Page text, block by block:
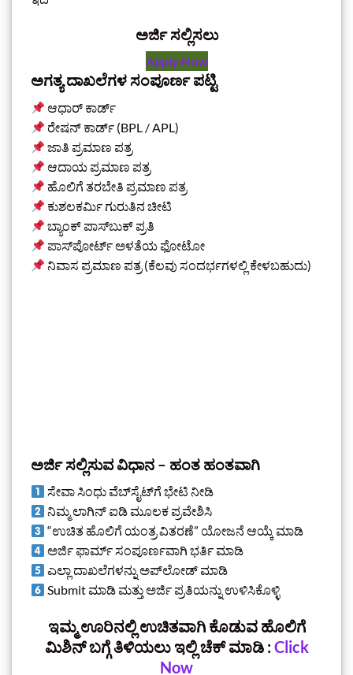
ಅರ್ಜಿ ಸಲ್ಲಿಸಲು
Apply Now
ಅಗತ್ಯ ದಾಖಲೆಗಳ ಸಂಪೂರ್ಣ ಪಟ್ಟಿ
ಆಧಾರ್ ಕಾರ್ಡ್
ರೇಷನ್ ಕಾರ್ಡ್ (BPL / APL)
ಜಾತಿ ಪ್ರಮಾಣ ಪತ್ರ
ಆದಾಯ ಪ್ರಮಾಣ ಪತ್ರ
ಹೊಲಿಗೆ ತರಬೇತಿ ಪ್ರಮಾಣ ಪತ್ರ
ಕುಶಲಕರ್ಮಿ ಗುರುತಿನ ಚೀಟಿ
ಬ್ಯಾಂಕ್ ಪಾಸ್‌ಬುಕ್ ಪ್ರತಿ
ಪಾಸ್‌ಪೋರ್ಟ್ ಅಳತೆಯ ಫೋಟೋ
ನಿವಾಸ ಪ್ರಮಾಣ ಪತ್ರ (ಕೆಲವು ಸಂದರ್ಭಗಳಲ್ಲಿ ಕೇಳಬಹುದು)
ಅರ್ಜಿ ಸಲ್ಲಿಸುವ ವಿಧಾನ – ಹಂತ ಹಂತವಾಗಿ
ಸೇವಾ ಸಿಂಧು ವೆಬ್‌ಸೈಟ್‌ಗೆ ಭೇಟಿ ನೀಡಿ
ನಿಮ್ಮ ಲಾಗಿನ್ ಐಡಿ ಮೂಲಕ ಪ್ರವೇಶಿಸಿ
“ಉಚಿತ ಹೊಲಿಗೆ ಯಂತ್ರ ವಿತರಣೆ” ಯೋಜನೆ ಆಯ್ಕೆ ಮಾಡಿ
ಅರ್ಜಿ ಫಾರ್ಮ್ ಸಂಪೂರ್ಣವಾಗಿ ಭರ್ತಿ ಮಾಡಿ
ಎಲ್ಲಾ ದಾಖಲೆಗಳನ್ನು ಅಪ್‌ಲೋಡ್ ಮಾಡಿ
Submit ಮಾಡಿ ಮತ್ತು ಅರ್ಜಿ ಪ್ರತಿಯನ್ನು ಉಳಿಸಿಕೊಳ್ಳಿ
ಇಮ್ಮ ಊರಿನಲ್ಲಿ ಉಚಿತವಾಗಿ ಕೊಡುವ ಹೊಲಿಗೆ
ಮಿಶಿನ್‌ ಬಗ್ಗೆ ತಿಳಿಯಲು ಇಲ್ಲಿ ಚೆಕ್ ಮಾಡಿ‌ :Click
Now